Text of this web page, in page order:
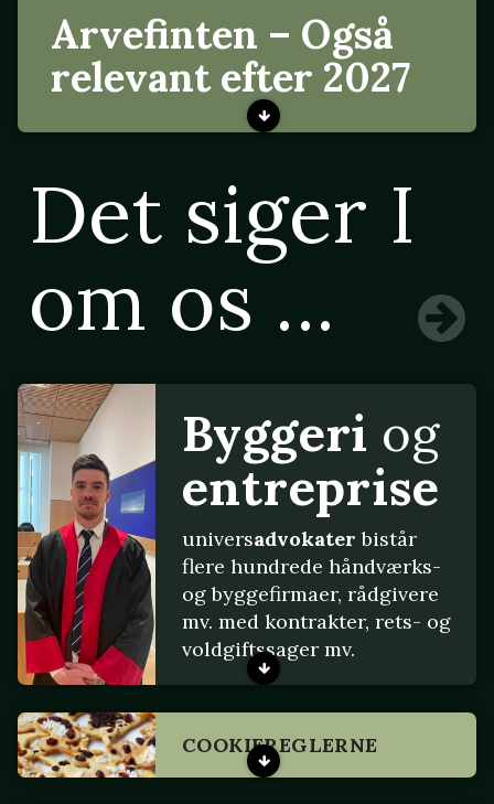
Arvefinten – Også
relevant efter 2027
Det siger I
om os ...
Byggeri og
entreprise
universadvokater bistår
flere hundrede håndværks-
og byggefirmaer, rådgivere
mv. med kontrakter, rets- og
voldgiftssager mv.
COOKIEREGLERNE